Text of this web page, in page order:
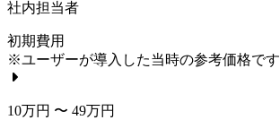
社内担当者
初期費用
※ユーザーが導入した当時の参考価格です
10万円 〜 49万円